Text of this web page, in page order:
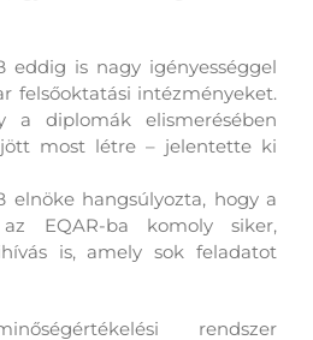
eddig is nagy igényességgel
felsőoktatási intézményeket.
a diplomák elismerésében
jött most létre – jelentette ki
elnöke hangsúlyozta, hogy a
EQAR-ba komoly siker,
is, amely sok feladatot
rendszer